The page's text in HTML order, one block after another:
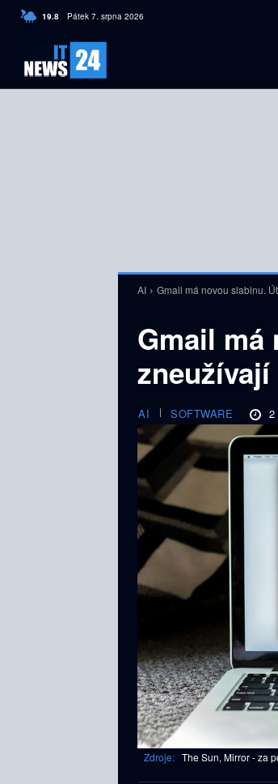
19.8 C Czech
Pátek 7. srpna 2026
AI Gmail má novou slabinu.
Gmail
AI SOFTWARE 2
Zdroje: The Sun, Mirror - za